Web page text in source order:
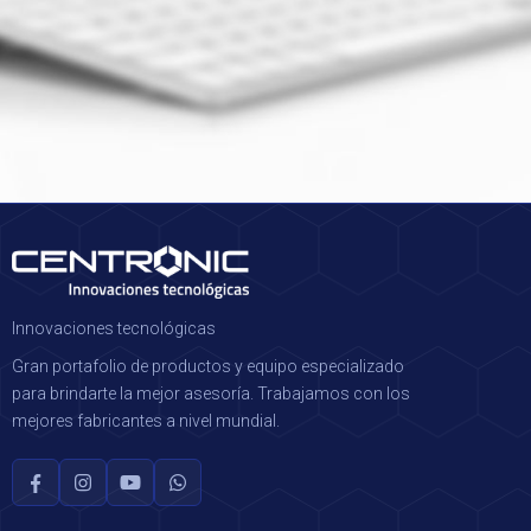
Innovaciones tecnológicas
Gran portafolio de productos y equipo especializado
para brindarte la mejor asesoría. Trabajamos con los
mejores fabricantes a nivel mundial.